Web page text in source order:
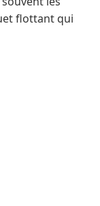
flottant qui